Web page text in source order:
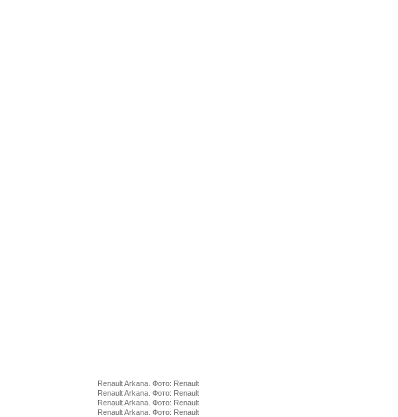
Renault Arkana. Фото: Renault
Renault Arkana. Фото: Renault
Renault Arkana. Фото: Renault
Renault Arkana. Фото: Renault